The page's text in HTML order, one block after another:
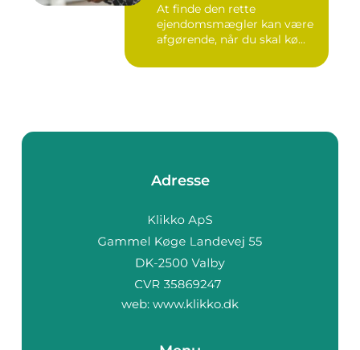
At finde den rette
ejendomsmægler kan være
afgørende, når du skal kø...
Adresse
web: www.klikko.dk